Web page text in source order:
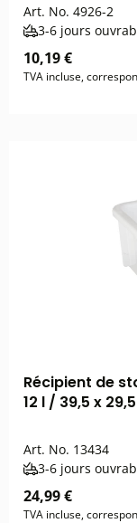
Art. No. 4926-2
3-6 jours
10,19 €
TVA incluse,
Récipient de
12 l / 39,5 x
Art. No. 13434
3-6 jours
24,99 €
TVA incluse,